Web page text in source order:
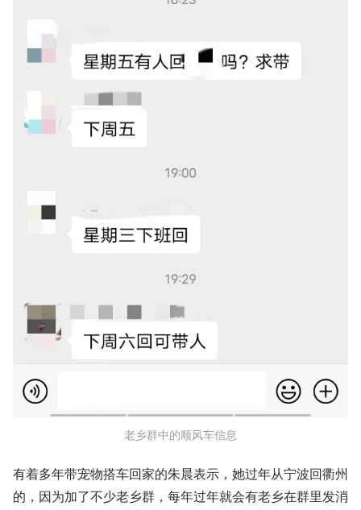
老乡群中的顺风车信息
有着多年带宠物搭车回家的朱晨表示，她过年从宁波回衢州
的，因为加了不少老乡群，每年过年就会有老乡在群里发消